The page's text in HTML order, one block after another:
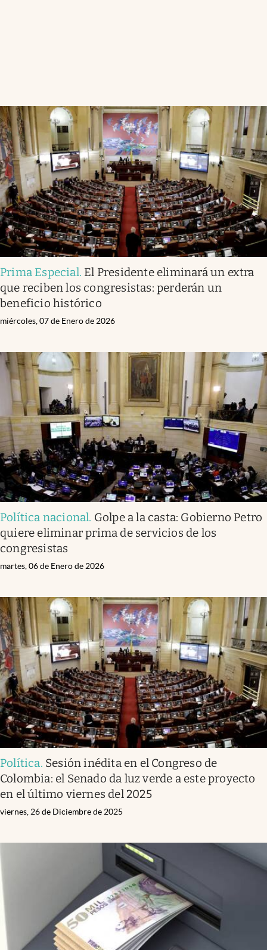
Prima Especial. El Presidente eliminará un extra
que reciben los congresistas: perderán un
beneficio histórico
miércoles, 07 de Enero de 2026
Política nacional. Golpe a la casta: Gobierno Petro
quiere eliminar prima de servicios de los
congresistas
martes, 06 de Enero de 2026
Política. Sesión inédita en el Congreso de
Colombia: el Senado da luz verde a este proyecto
en el último viernes del 2025
viernes, 26 de Diciembre de 2025